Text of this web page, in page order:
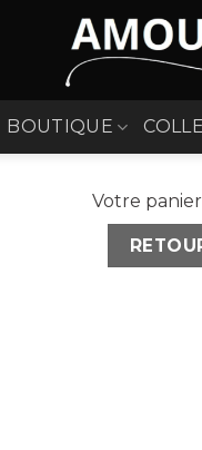
BOUTIQUE
Votre